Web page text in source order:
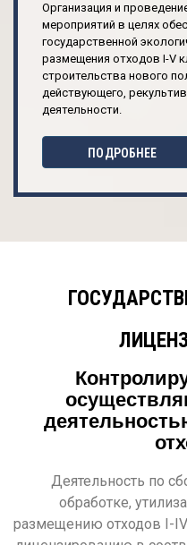
Организация и
мероприятий в целях
государственной
размещения отходов I-V
строительства нового
действующего,
деятельности.
ПОДРОБНЕЕ
Деятельность по
обработке,
размещению отходов I-